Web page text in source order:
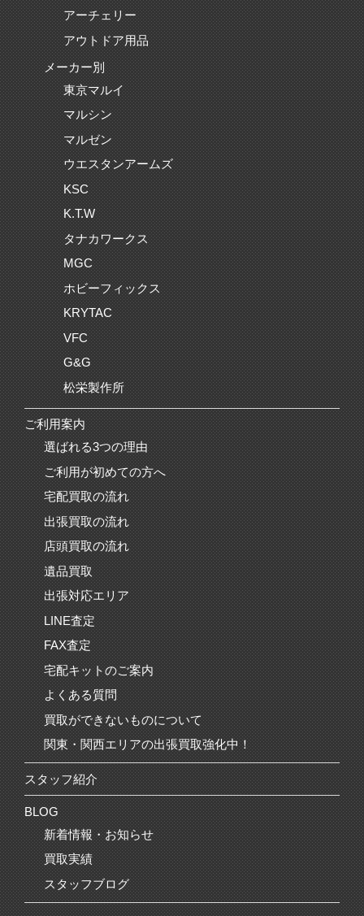
アーチェリー
アウトドア用品
メーカー別
東京マルイ
マルシン
マルゼン
ウエスタンアームズ
KSC
K.T.W
タナカワークス
MGC
ホビーフィックス
KRYTAC
VFC
G&G
松栄製作所
ご利用案内
選ばれる3つの理由
ご利用が初めての方へ
宅配買取の流れ
出張買取の流れ
店頭買取の流れ
遺品買取
出張対応エリア
LINE査定
FAX査定
宅配キットのご案内
よくある質問
買取ができないものについて
関東・関西エリアの出張買取強化中！
スタッフ紹介
BLOG
新着情報・お知らせ
買取実績
スタッフブログ